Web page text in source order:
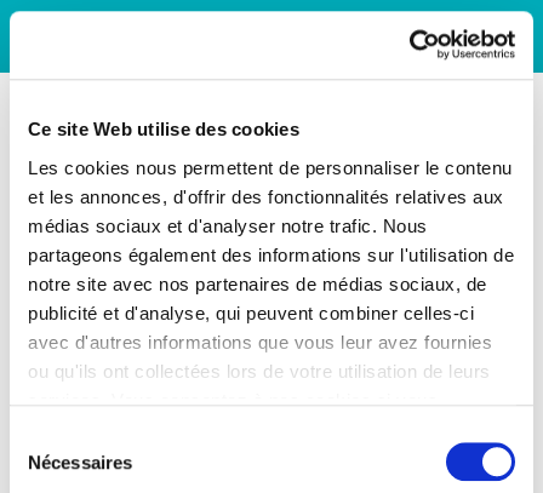
Ce site Web utilise des cookies
Les cookies nous permettent de personnaliser le contenu
et les annonces, d'offrir des fonctionnalités relatives aux
médias sociaux et d'analyser notre trafic. Nous
partageons également des informations sur l'utilisation de
notre site avec nos partenaires de médias sociaux, de
publicité et d'analyse, qui peuvent combiner celles-ci
avec d'autres informations que vous leur avez fournies
ou qu'ils ont collectées lors de votre utilisation de leurs
Nécessaires